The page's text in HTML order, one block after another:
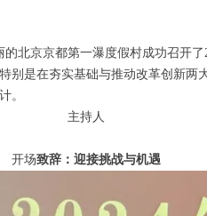
北京京都第一瀑度假村成功召开
别是在夯实基础与推动改革创新两
。
主持人
开场致辞：迎接挑战与机遇